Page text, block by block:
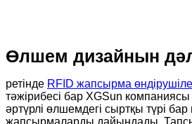
Өлшем дизайнын дәл
ретінде RFID жапсырма
тәжірибесі бар XGSun
әртүрлі өлшемдегі сыртқы түрі
жапсырмаларды дайындады.